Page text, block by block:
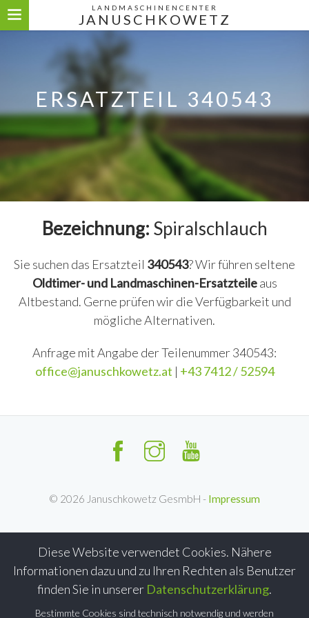
LANDMASCHINENCENTER
JANUSCHKOWETZ
Diese Website verwendet Cookies. Nähere
Informationen dazu und zu Ihren Rechten als Benutzer
finden Sie in unserer Datenschutzerklärung.
Bestimmte Cookies sind technisch notwendig und werden
ERSATZTEIL 340543
Bezeichnung: Spiralschlauch
Sie suchen das Ersatzteil 340543? Wir führen seltene
Oldtimer- und Landmaschinen-Ersatzteileaus
Altbestand. Gerne prüfen wir die Verfügbarkeit und
mögliche Alternativen.
Anfrage mit Angabe der Teilenummer 340543:
office@januschkowetz.at | +43 7412 / 52594
© 2026 Januschkowetz GesmbH - Impressum